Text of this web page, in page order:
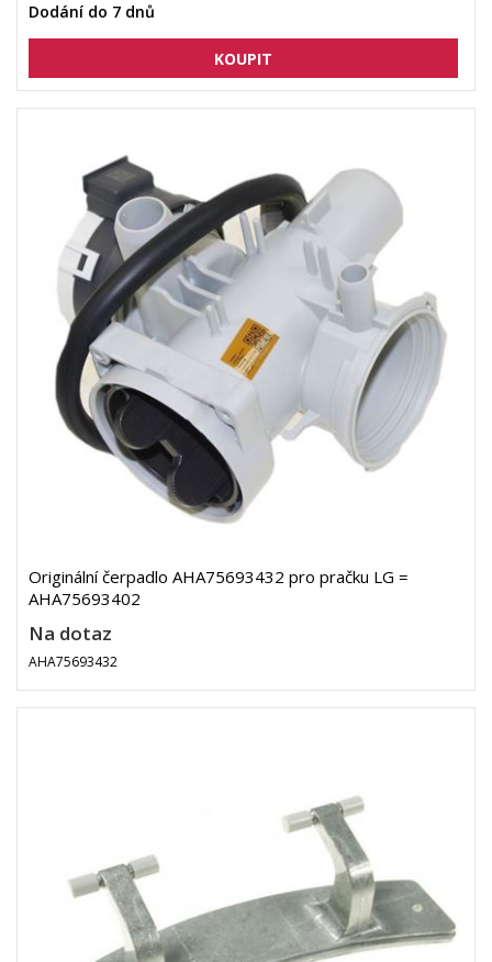
Dodání do 7 dnů
Originální čerpadlo AHA75693432 pro pračku LG =
AHA75693402
Na dotaz
AHA75693432